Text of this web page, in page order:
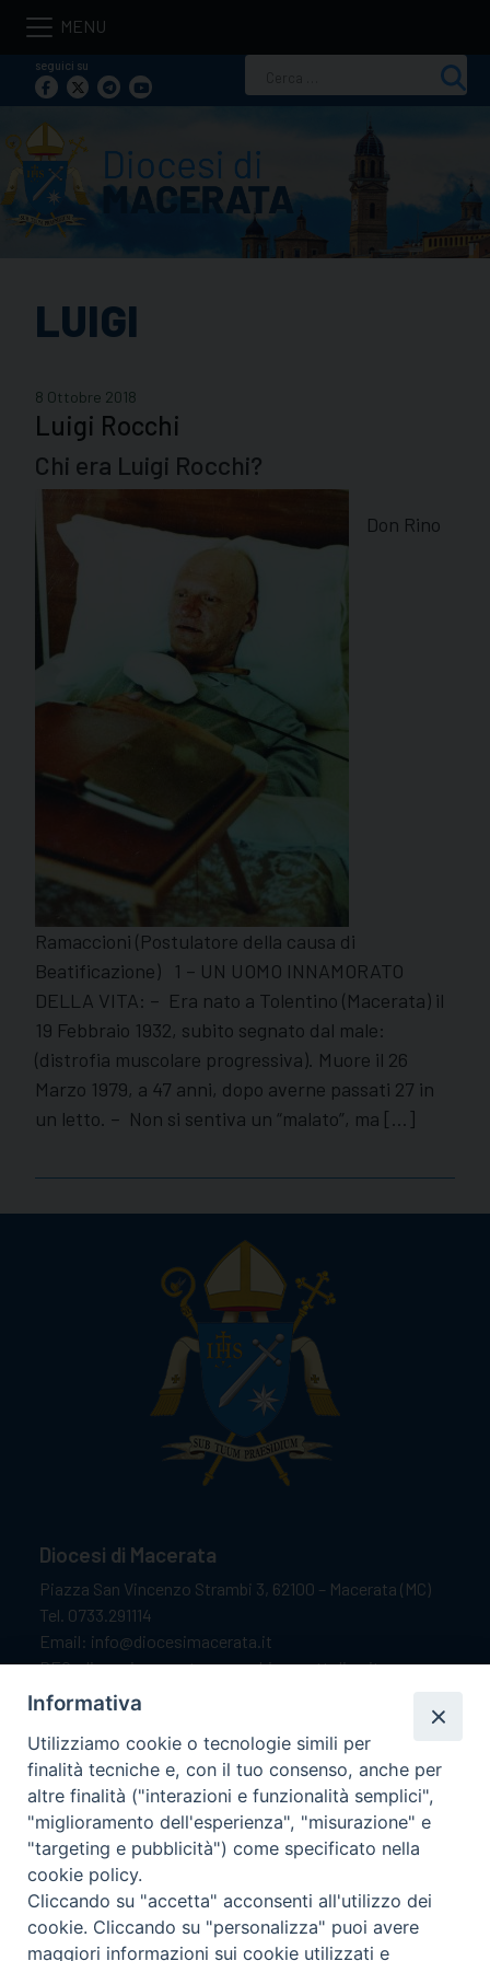
Skip
contentseguici su
per:
LUIGI
8 Ottobre 2018
Luigi Rocchi
Chi era Luigi Rocchi?
Don Rino
Ramaccioni (Postulatore della causa di
Beatificazione) 1 – UN UOMO INNAMORATO
DELLA VITA: – Era nato a Tolentino (Macerata) il
19 Febbraio 1932, subito segnato dal male:
(distrofia muscolare progressiva). Muore il 26
Marzo 1979, a 47 anni, dopo averne passati 27 in
un letto. – Non si sentiva un “malato”, ma […]
Diocesi di Macerata
Piazza San Vincenzo Strambi 3, 62100 – Macerata (MC)
Tel. 0733.291114
Email: info@diocesimacerata.it
PEC: diocesimacerata@pec.chiesacattolica.it
Comunicazioni urgenti WhatsApp:
Orari di apertura
Dal lunedì al sabato dalle 9.30 alle 12.00.
Il pomeriggio solo su appuntamento.
seguici su
Informativa
Utilizziamo cookie o tecnologie simili per
finalità tecniche e, con il tuo consenso, anche per
altre finalità ("interazioni e funzionalità semplici",
"miglioramento dell'esperienza", "misurazione" e
"targeting e pubblicità") come specificato nella
cookie policy.
Cliccando su "accetta" acconsenti all'utilizzo dei
cookie. Cliccando su "personalizza" puoi avere
maggiori informazioni sui cookie utilizzati e